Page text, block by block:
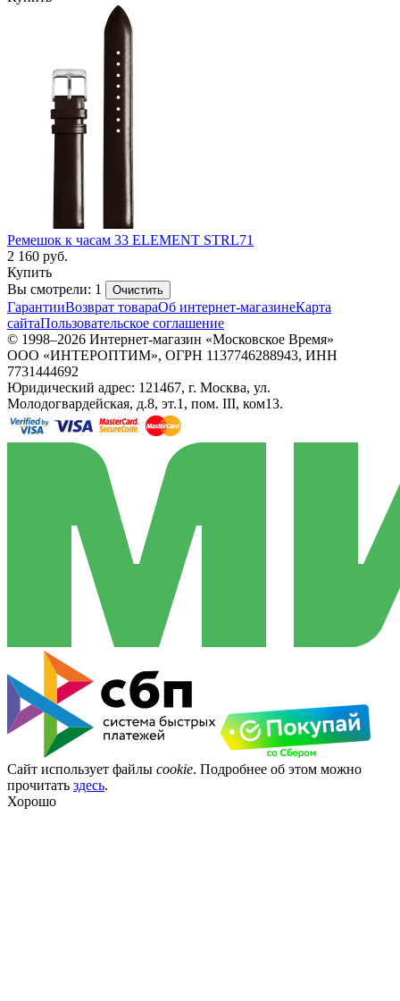
Ремешок к часам 33 ELEMENT STRL71
2 160 руб.
Купить
Вы смотрели: 1
Очистить
ГарантииВозврат товараОб интернет-магазинеКарта
сайтаПользовательское соглашение
© 1998–2026 Интернет-магазин «Московское Время»
ООО «ИНТЕРОПТИМ», ОГРН 1137746288943, ИНН
7731444692
Юридический адрес: 121467, г. Москва, ул.
Молодогвардейская, д.8, эт.1, пом. III, ком13.
Сайт использует файлы cookie. Подробнее об этом можно
прочитать здесь.
Хорошо